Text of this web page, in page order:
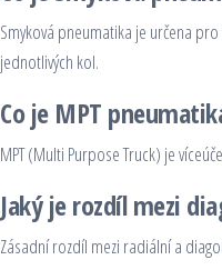
Smyková pneumatika je určena
jednotlivých kol.
Co je MPT
MPT (Multi Purpose Truck) je
Jaký je rozdíl mezi
Zásadní rozdíl mezi radiální a